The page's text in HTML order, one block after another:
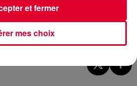
mes choix
et fermer